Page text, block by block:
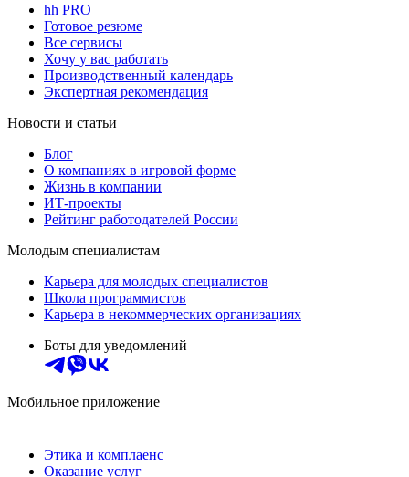
hh PRO
Готовое резюме
Все сервисы
Хочу у вас работать
Производственный календарь
Экспертная рекомендация
Новости и статьи
Блог
О компаниях в игровой форме
Жизнь в компании
ИТ-проекты
Рейтинг работодателей России
Молодым специалистам
Карьера для молодых специалистов
Школа программистов
Карьера в некоммерческих организациях
Боты для уведомлений
Мобильное приложение
Этика и комплаенс
Оказание услуг